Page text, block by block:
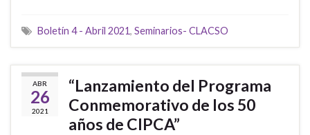
Boletín 4 - Abril 2021, Seminarios- CLACSO
ABR
26
2021
“Lanzamiento del Programa
Conmemorativo de los 50
años de CIPCA”